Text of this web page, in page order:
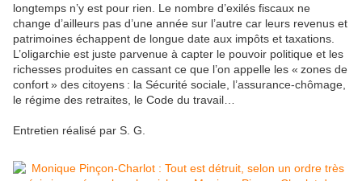
longtemps n’y est pour rien. Le nombre d’exilés fiscaux ne
change d’ailleurs pas d’une année sur l’autre car leurs revenus et
patrimoines échappent de longue date aux impôts et taxations.
L’oligarchie est juste parvenue à capter le pouvoir politique et les
richesses produites en cassant ce que l’on appelle les « zones de
confort » des citoyens : la Sécurité sociale, l’assurance-chômage,
le régime des retraites, le Code du travail…
Entretien réalisé par S. G.